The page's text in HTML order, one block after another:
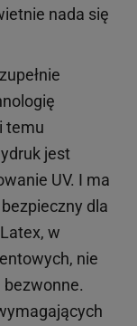
nada się
temu
jest
UV. I ma
dla
Latex, w
, nie